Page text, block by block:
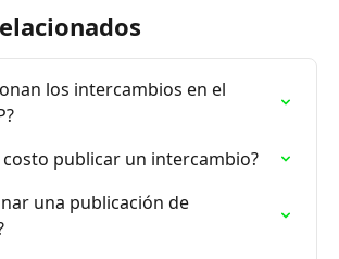
los intercambios en el
costo publicar un intercambio?
una publicación de